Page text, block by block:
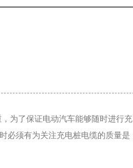
为了保证电动汽车能够随时进行充
必须有为关注充电桩电缆的质量是